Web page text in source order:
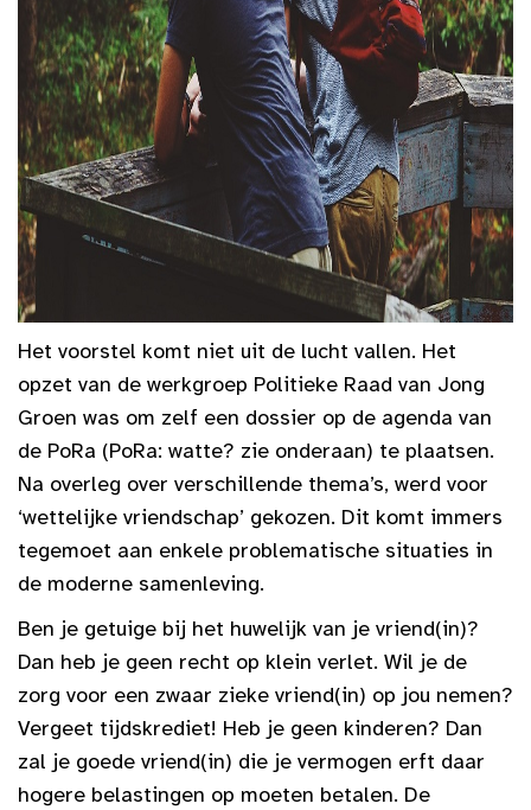
Het voorstel komt niet uit de lucht vallen. Het
opzet van de werkgroep Politieke Raad van Jong
Groen was om zelf een dossier op de agenda van
de PoRa (PoRa: watte? zie onderaan) te plaatsen.
Na overleg over verschillende thema’s, werd voor
‘wettelijke vriendschap’ gekozen. Dit komt immers
tegemoet aan enkele problematische situaties in
de moderne samenleving.
Ben je getuige bij het huwelijk van je vriend(in)?
Dan heb je geen recht op klein verlet. Wil je de
zorg voor een zwaar zieke vriend(in) op jou nemen?
Vergeet tijdskrediet! Heb je geen kinderen? Dan
zal je goede vriend(in) die je vermogen erft daar
hogere belastingen op moeten betalen. De